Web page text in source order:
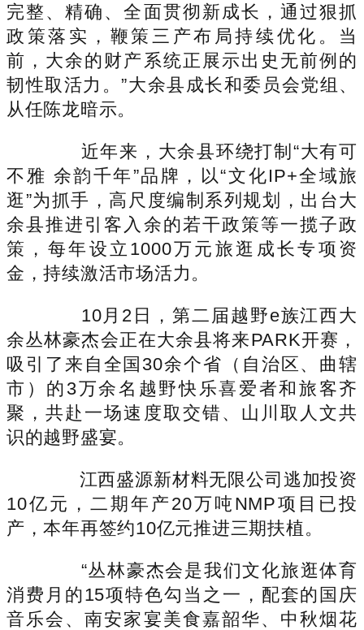
完整、精确、全面贯彻新成长，通过狠抓
政策落实，鞭策三产布局持续优化。当
前，大余的财产系统正展示出史无前例的
韧性取活力。”大余县成长和委员会党组、
从任陈龙暗示。
近年来，大余县环绕打制“大有可
不雅 余韵千年”品牌，以“文化IP+全域旅
逛”为抓手，高尺度编制系列规划，出台大
余县推进引客入余的若干政策等一揽子政
策，每年设立1000万元旅逛成长专项资
金，持续激活市场活力。
10月2日，第二届越野e族江西大
余丛林豪杰会正在大余县将来PARK开赛，
吸引了来自全国30余个省（自治区、曲辖
市）的3万余名越野快乐喜爱者和旅客齐
聚，共赴一场速度取交错、山川取人文共
识的越野盛宴。
江西盛源新材料无限公司逃加投资
10亿元，二期年产20万吨NMP项目已投
产，本年再签约10亿元推进三期扶植。
“丛林豪杰会是我们文化旅逛体育
消费月的15项特色勾当之一，配套的国庆
音乐会、南安家宴美食嘉韶华、中秋烟花